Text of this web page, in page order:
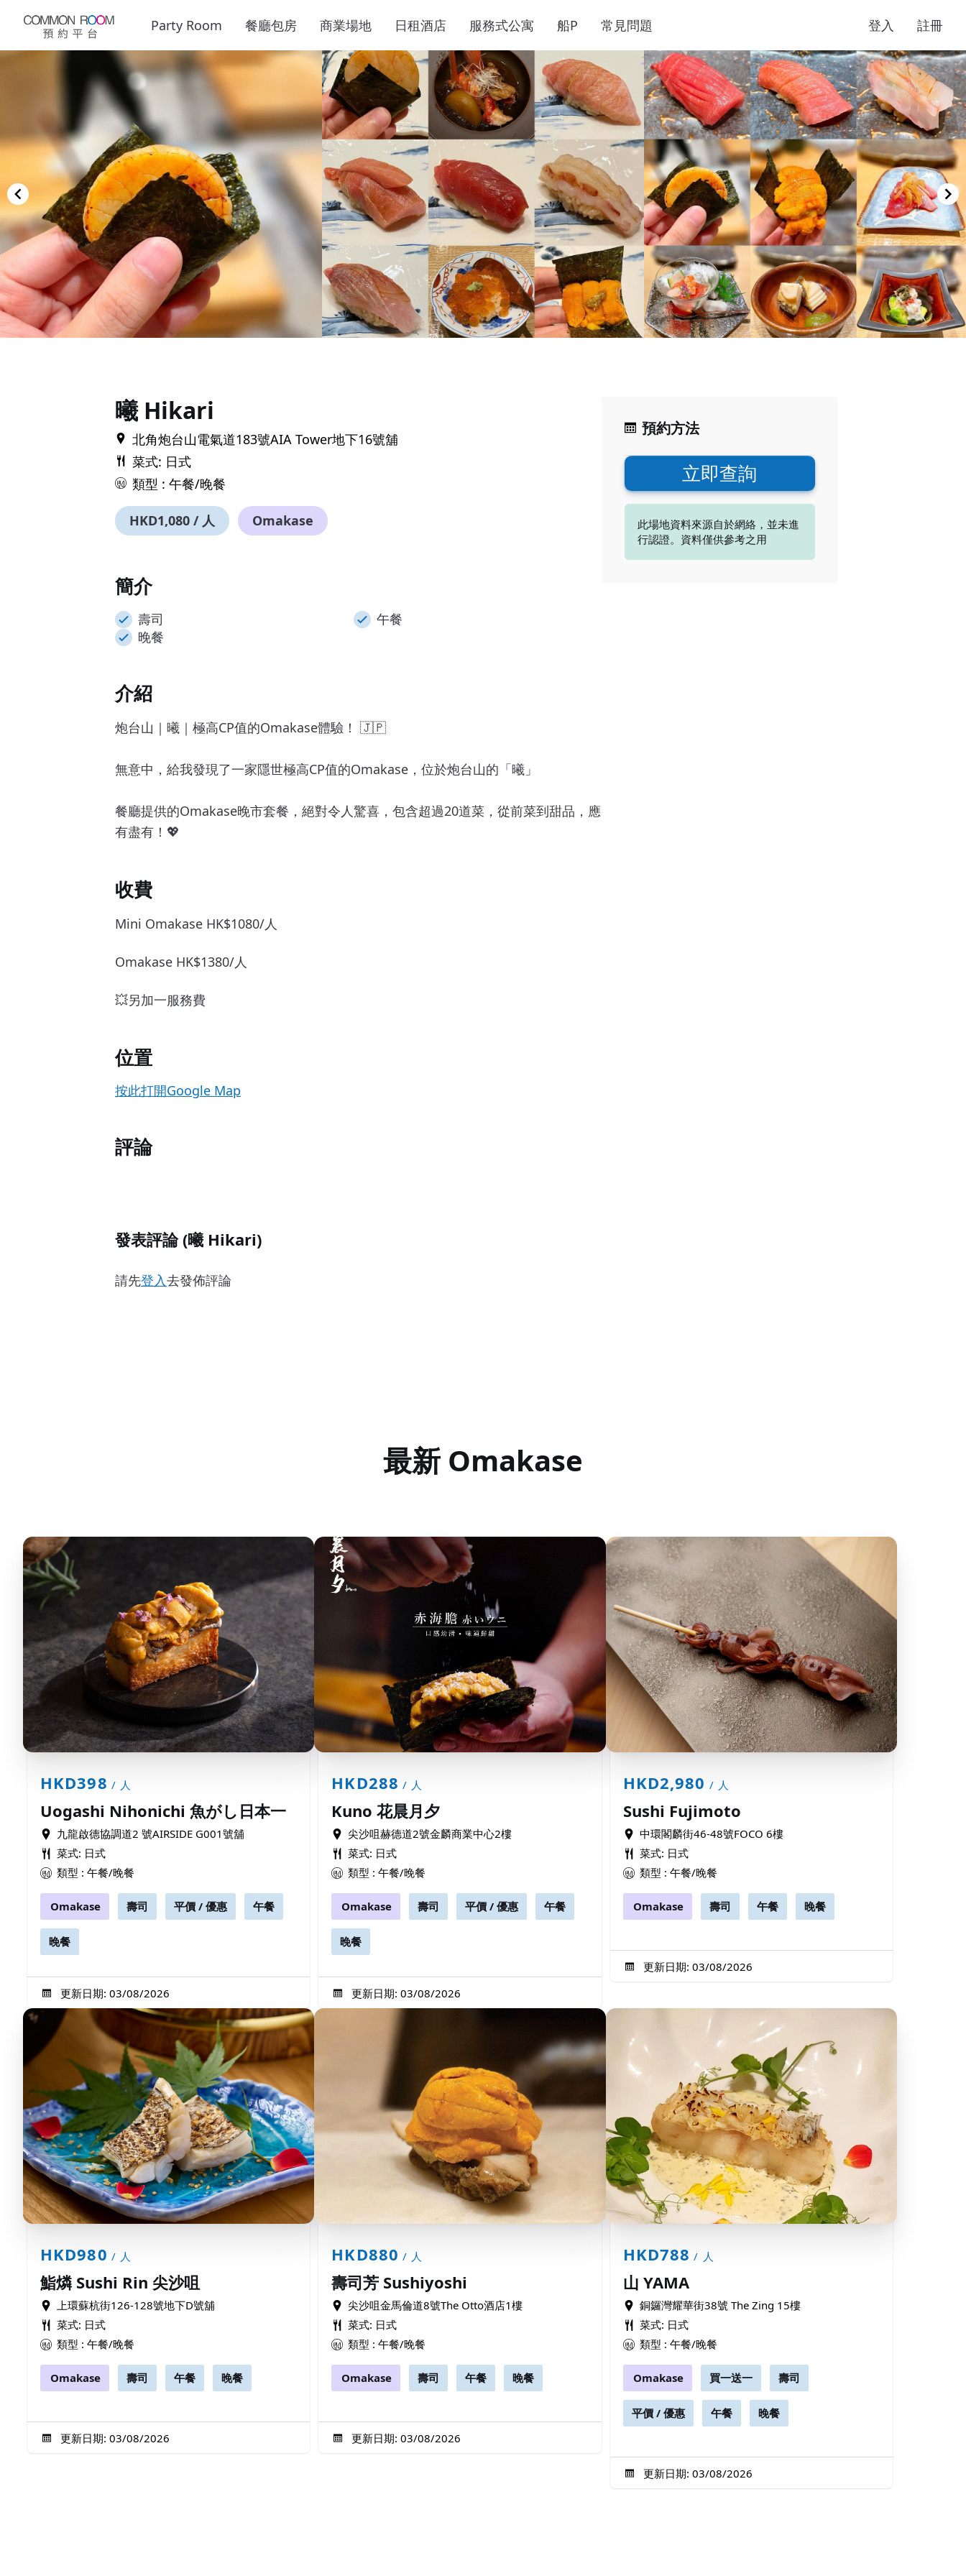
Party Room 餐廳包房 商業場地 日租酒店 服務式公寓 船P 常見問題 登入 註冊
預約方法
立即查詢
此場地資料來源自於網絡，並未進
行認證。資料僅供參考之用
曦 Hikari
北角炮台山電氣道183號AIA Tower地下16號舖
菜式: 日式
類型 : 午餐/晚餐
HKD1,080 / 人 Omakase
簡介
壽司
午餐
晚餐
介紹
炮台山｜曦｜極高CP值的Omakase體驗！ 🇯🇵
無意中，給我發現了一家隱世極高CP值的Omakase，位於炮台山的「曦」
餐廳提供的Omakase晚市套餐，絕對令人驚喜，包含超過20道菜，從前菜到甜品，應
有盡有！💖
收費
Mini Omakase HK$1080/人
Omakase HK$1380/人
💥另加一服務費
位置
按此打開Google Map
評論
發表評論 (曦 Hikari)
請先登入去發佈評論
最新 Omakase
HKD398 / 人
Uogashi Nihonichi 魚がし日本一
九龍啟德協調道2 號AIRSIDE G001號舖
菜式: 日式
類型 : 午餐/晚餐
Omakase 壽司 平價 / 優惠 午餐
晚餐
更新日期: 03/08/2026
HKD288 / 人
Kuno 花晨月夕
尖沙咀赫德道2號金麟商業中心2樓
菜式: 日式
類型 : 午餐/晚餐
Omakase 壽司 平價 / 優惠 午餐
晚餐
更新日期: 03/08/2026
HKD2,980 / 人
Sushi Fujimoto
中環閣麟街46-48號FOCO 6樓
菜式: 日式
類型 : 午餐/晚餐
Omakase 壽司 午餐 晚餐
更新日期: 03/08/2026
HKD980 / 人
鮨燐 Sushi Rin 尖沙咀
上環蘇杭街126-128號地下D號舖
菜式: 日式
類型 : 午餐/晚餐
Omakase 壽司 午餐 晚餐
更新日期: 03/08/2026
HKD880 / 人
壽司芳 Sushiyoshi
尖沙咀金馬倫道8號The Otto酒店1樓
菜式: 日式
類型 : 午餐/晚餐
Omakase 壽司 午餐 晚餐
更新日期: 03/08/2026
HKD788 / 人
山 YAMA
銅鑼灣耀華街38號 The Zing 15樓
菜式: 日式
類型 : 午餐/晚餐
Omakase 買一送一 壽司
平價 / 優惠 午餐 晚餐
更新日期: 03/08/2026